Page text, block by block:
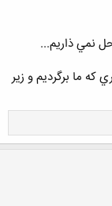
نمي ذاريم...
ما برگرديم و زير